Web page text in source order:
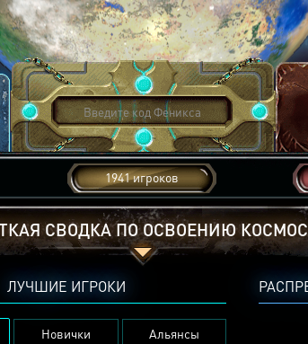
1941 игроков
СВОДКА ПО ОСВОЕНИЮ
ЛУЧШИЕ ИГРОКИ
Новички Альянсы